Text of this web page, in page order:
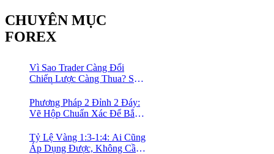
CHUYÊN MỤC
FOREX
Vì Sao Trader Càng Đổi
Chiến Lược Càng Thua? Sự
Phương Pháp 2 Đỉnh 2 Đáy:
Vẽ Hộp Chuẩn Xác Để Bắt
Trader Forex
Tỷ Lệ Vàng 1:3-1:4: Ai Cũng
Áp Dụng Được, Không Cần